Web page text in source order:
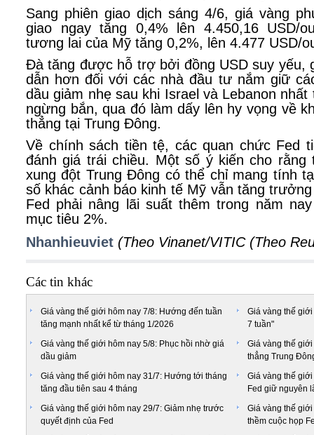
Sang phiên giao dịch sáng 4/6, giá vàng
giao ngay tăng 0,4% lên 4.450,16 USD/
tương lai của Mỹ tăng 0,2%, lên 4.477 USD/
Đà tăng được hỗ trợ bởi đồng USD suy yếu,
dẫn hơn đối với các nhà đầu tư nắm giữ
dầu giảm nhẹ sau khi Israel và Lebanon
ngừng bắn, qua đó làm dấy lên hy vọng về
thẳng tại Trung Đông.
Về chính sách tiền tệ, các quan chức Fed
đánh giá trái chiều. Một số ý kiến cho
xung đột Trung Đông có thể chỉ mang tính
số khác cảnh báo kinh tế Mỹ vẫn tăng
Fed phải nâng lãi suất thêm trong năm
mục tiêu 2%.
Nhanhieuviet (Theo Vinanet/VITIC (Theo
Các tin khác
Giá vàng thế giới hôm nay 7/8: Hướng đến tuần
tăng mạnh nhất kể từ tháng 1/2026
Giá vàng thế
7 tuần"
Giá vàng thế giới hôm nay 5/8: Phục hồi nhờ giá
dầu giảm
Giá vàng thế
thẳng Trung
Giá vàng thế giới hôm nay 31/7: Hướng tới tháng
tăng đầu tiên sau 4 tháng
Giá vàng thế
Fed giữ nguyên
Giá vàng thế giới hôm nay 29/7: Giảm nhẹ trước
quyết định của Fed
Giá vàng thế
thềm cuộc họp